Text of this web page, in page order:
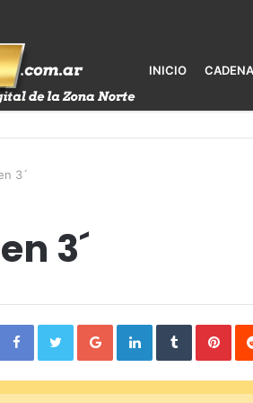
INICIO
3´
3´
FacebookTwitterGoogle+LinkedInTumblr